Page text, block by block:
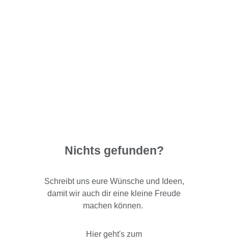
Nichts gefunden?
Schreibt uns eure Wünsche und Ideen,
damit wir auch dir eine kleine Freude
machen können.
Hier geht's zum